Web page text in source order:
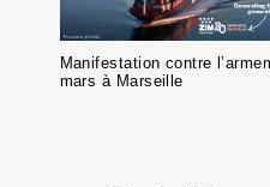
Manifestation contre
mars à Marseille